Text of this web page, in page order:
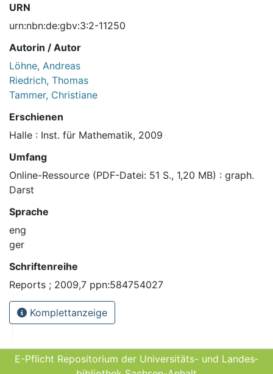
URN
urn:nbn:de:gbv:3:2-11250
Autorin / Autor
Löhne, Andreas
Riedrich, Thomas
Tammer, Christiane
Erschienen
Halle : Inst. für Mathematik, 2009
Umfang
Online-Ressource (PDF-Datei: 51 S., 1,20 MB) : graph.
Darst
Sprache
eng
ger
Schriftenreihe
Reports ; 2009,7 ppn:584754027
Komplettanzeige
E-Pflicht Repositorium der Universitäts- und Landes­